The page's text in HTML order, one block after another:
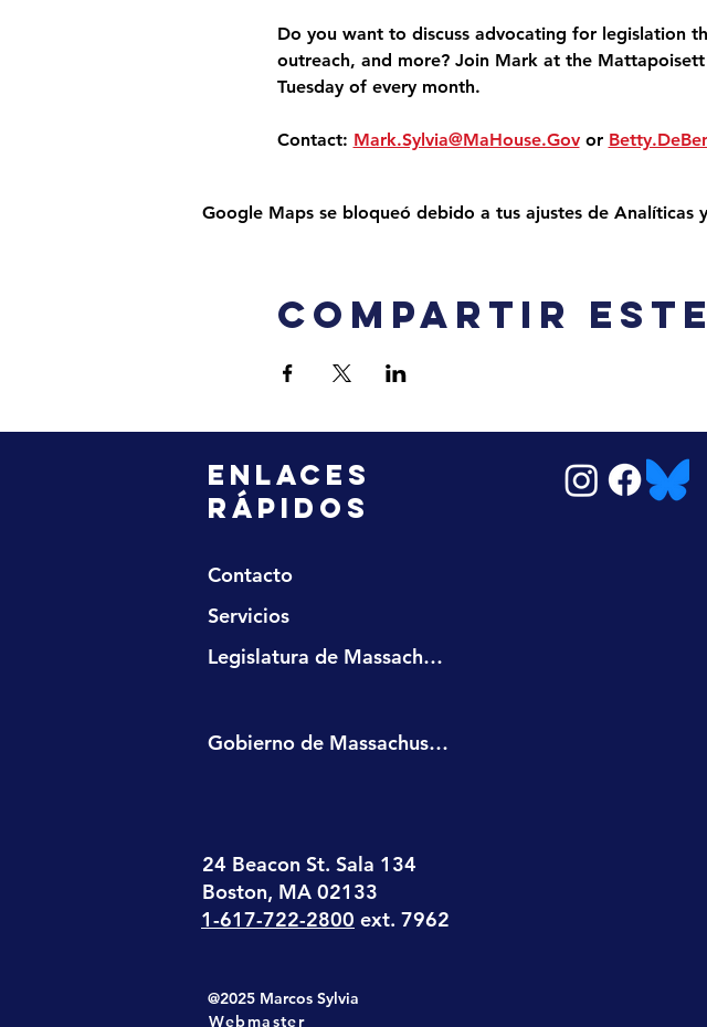
Do you want to discuss advocating for legislation
outreach, and more? Join Mark at the
Tuesday of every month.
Contact: Mark.Sylvia@MaHouse.Gov or
Google Maps se bloqueó debido a tus ajustes de Analíticas
Compartir
ENLACES
RÁPIDOS
Contacto
Servicios
Legislatura de Massachusetts
Gobierno de Massachusetts
24 Beacon St. Sala 134
Boston, MA 02133
1-617-722-2800 ext. 7962
@2025 Marcos Sylvia
Webmaster